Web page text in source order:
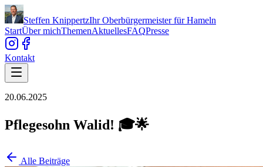
Steffen KnippertzIhr Oberbürgermeister für Hameln
StartÜber michThemenAktuellesFAQPresse
Kontakt
20.06.2025
Pflegesohn Walid! 🎓🌟
Alle Beiträge